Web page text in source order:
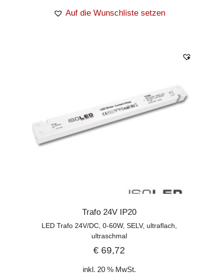
Auf die Wunschliste setzen
Trafo 24V IP20
LED Trafo 24V/DC, 0-60W, SELV, ultraflach,
ultraschmal
€ 69,72
inkl. 20 % MwSt.